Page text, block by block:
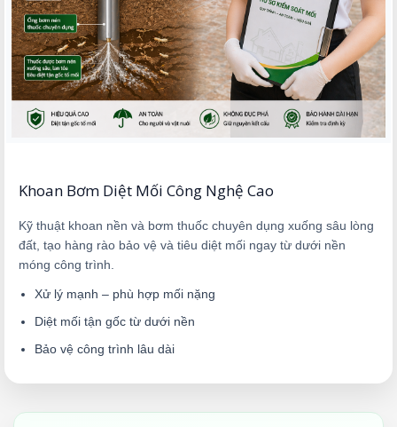
Khoan Bơm Diệt Mối Công Nghệ Cao
Kỹ thuật khoan nền và bơm thuốc chuyên dụng xuống sâu lòng
đất, tạo hàng rào bảo vệ và tiêu diệt mối ngay từ dưới nền
móng công trình.
Xử lý mạnh – phù hợp mối nặng
Diệt mối tận gốc từ dưới nền
Bảo vệ công trình lâu dài